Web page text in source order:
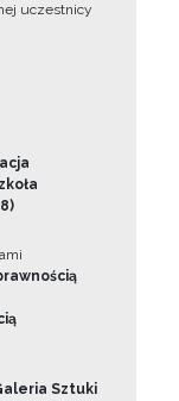
uczestnicy
Sztuki